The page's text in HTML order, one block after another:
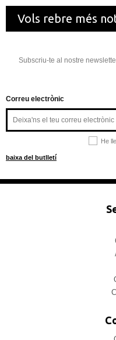
Vols rebre més
Subscriu-te al nostre
Correu electrònic
He
baixa del butlletí